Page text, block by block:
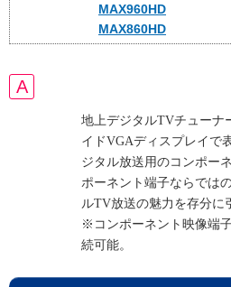
MAX960HD
MAX860HD
地上デジタルTVチューナ
イドVGAディスプレイで
ジタル放送用のコンポー
ポーネント端子ならでは
ルTV放送の魅力を存分に
※コンポーネント映像端
続可能。